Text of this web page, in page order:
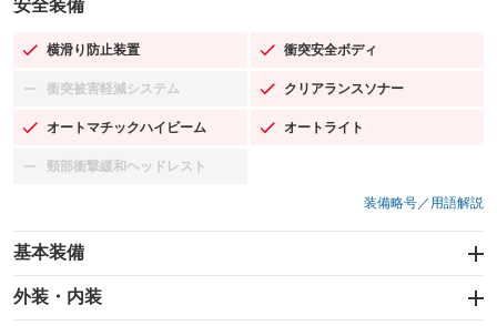
安全装備
横滑り防止装置
：装備あり 衝突安全ボディ
：装備あり
衝突被害軽減システム
：装備なし クリアランスソナー
：装備あり
オートマチックハイビーム
：装備あり オートライト
：装備あり
頸部衝撃緩和ヘッドレスト
：装備なし
装備略号／用語解説
基本装備
エアバッグ：運転席/助手席/サイド
：装備あり
外装・内装